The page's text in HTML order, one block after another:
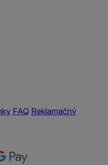
FAQ Reklamačný